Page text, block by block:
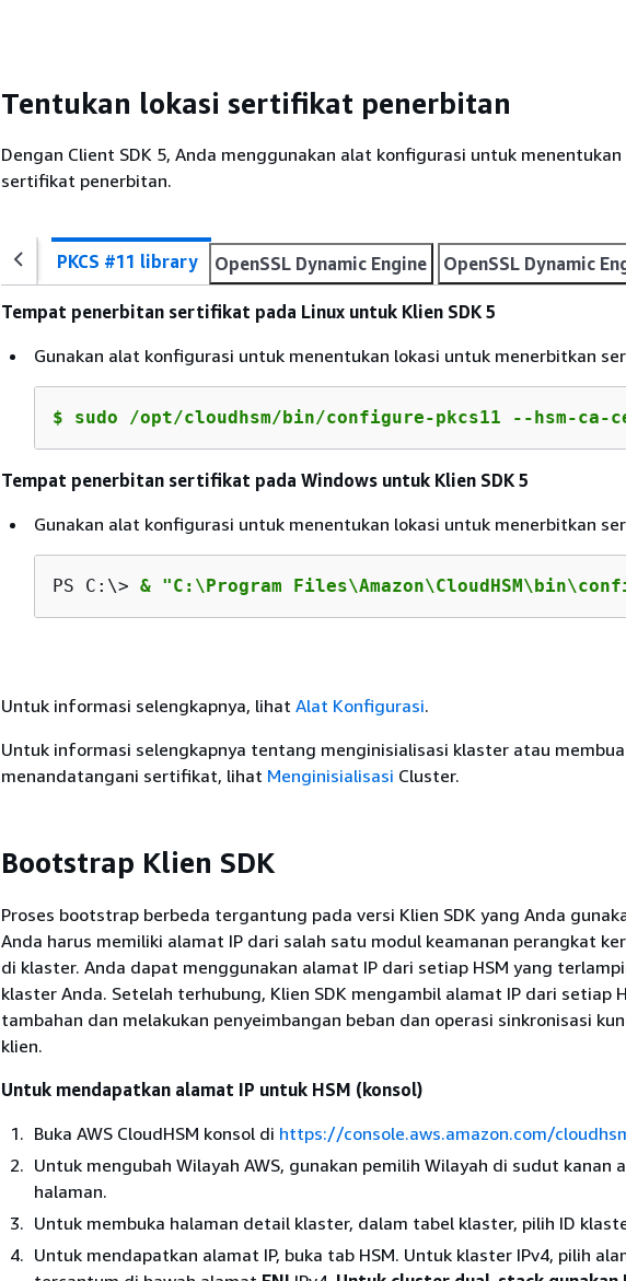
Tentukan lokasi sertifikat penerbitan
Dengan Client SDK 5, Anda menggunakan alat konfigurasi untuk menentukan
sertifikat penerbitan.
PKCS #11 library OpenSSL Dynamic Engine OpenSSL Dynamic
Tempat penerbitan sertifikat pada Linux untuk Klien SDK 5
Gunakan alat konfigurasi untuk menentukan lokasi untuk menerbitkan
$ sudo /opt/cloudhsm/bin/configure-pkcs11 --hsm-ca-
Tempat penerbitan sertifikat pada Windows untuk Klien SDK 5
Gunakan alat konfigurasi untuk menentukan lokasi untuk menerbitkan
PS C:\> & "C:\Program
Untuk informasi selengkapnya, lihat Alat Konfigurasi.
Untuk informasi selengkapnya tentang menginisialisasi klaster atau
menandatangani sertifikat, lihat Menginisialisasi Cluster.
Bootstrap Klien SDK
Proses bootstrap berbeda tergantung pada versi Klien SDK yang Anda
Anda harus memiliki alamat IP dari salah satu modul keamanan perangkat
di klaster. Anda dapat menggunakan alamat IP dari setiap HSM yang
klaster Anda. Setelah terhubung, Klien SDK mengambil alamat IP dari setiap
tambahan dan melakukan penyeimbangan beban dan operasi sinkronisasi
klien.
Untuk mendapatkan alamat IP untuk HSM (konsol)
Buka AWS CloudHSM konsol di https://console.aws.amazon.com/
Untuk mengubah Wilayah AWS, gunakan pemilih Wilayah di sudut kanan
halaman.
Untuk membuka halaman detail klaster, dalam tabel klaster, pilih ID
Untuk mendapatkan alamat IP, buka tab HSM. Untuk klaster IPv4, pilih